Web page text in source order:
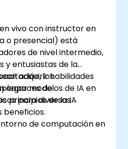
vivo con instructor en
o presencial) está
de nivel intermedio,
y entusiastas de la
adquirir habilidades
modelos de IA en
para diversas
los
capaces de:
principios de la IA
beneficios.
de computación en